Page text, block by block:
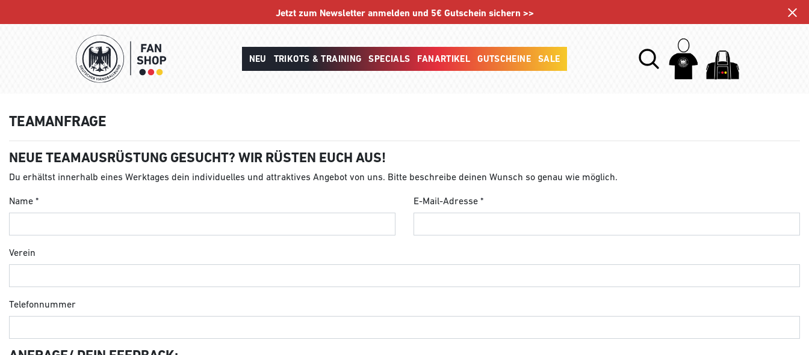
Jetzt zum Newsletter anmelden und 5€ Gutschein sichern >>
NEU TRIKOTS & TRAINING SPECIALS FANARTIKEL GUTSCHEINE SALE
TEAMANFRAGE
NEUE TEAMAUSRÜSTUNG GESUCHT? WIR RÜSTEN EUCH AUS!
Du erhältst innerhalb eines Werktages dein individuelles und attraktives Angebot von uns. Bitte beschreibe deinen Wunsch so genau wie möglich.
Name E-Mail-Adresse
Verein
Telefonnummer